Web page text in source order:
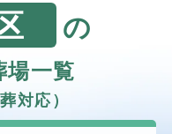
の
場一覧
対応）